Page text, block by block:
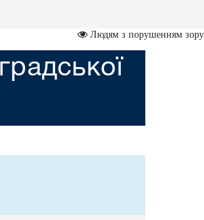
Людям з порушенням зору